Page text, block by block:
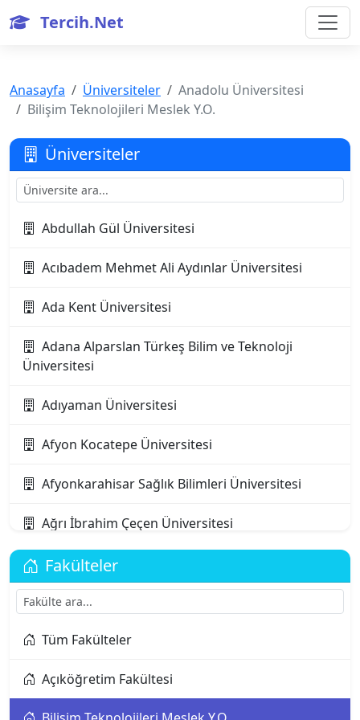
Tercih.Net
Anasayfa Üniversiteler
Anadolu Üniversitesi
Bilişim Teknolojileri Meslek Y.O.
Üniversiteler
Abdullah Gül Üniversitesi
Acıbadem Mehmet Ali Aydınlar Üniversitesi
Ada Kent Üniversitesi
Adana Alparslan Türkeş Bilim ve Teknoloji
Üniversitesi
Adıyaman Üniversitesi
Afyon Kocatepe Üniversitesi
Afyonkarahisar Sağlık Bilimleri Üniversitesi
Ağrı İbrahim Çeçen Üniversitesi
Akdeniz Karpaz Üniversitesi
Akdeniz Üniversitesi
Aksaray Üniversitesi
Alanya Alaaddin Keykubat Üniversitesi
Fakülteler
Tüm Fakülteler
Açıköğretim Fakültesi